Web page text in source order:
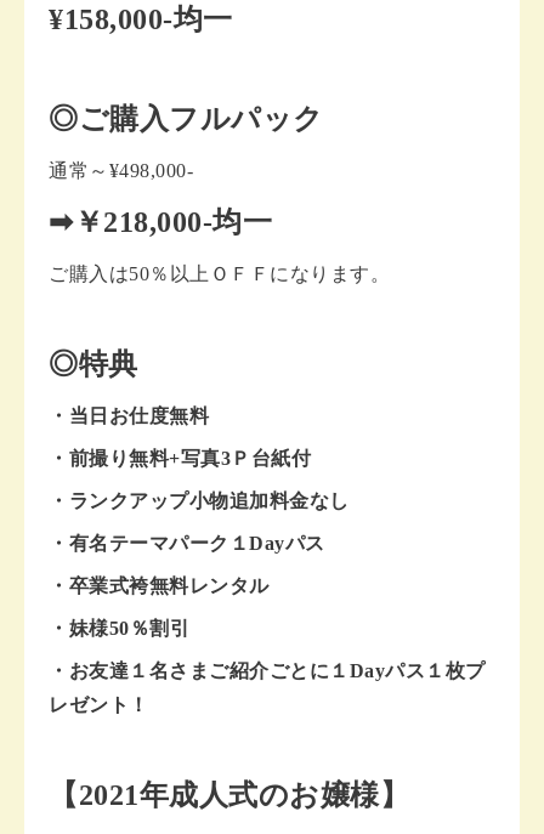
¥158,000-均一
◎ご購入フルパック
通常～¥498,000-
➡￥218,000-均一
ご購入は50％以上ＯＦＦになります。
◎特典
・当日お仕度無料
・前撮り無料+写真3Ｐ台紙付
・ランクアップ小物追加料金なし
・有名テーマパーク１Dayパス
・卒業式袴無料レンタル
・妹様50％割引
・お友達１名さまご紹介ごとに１Dayパス１枚プ
レゼント！
【2021年成人式のお嬢様】